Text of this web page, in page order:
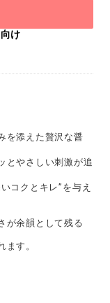
け
を添えた贅沢な醤
とやさしい刺激が追
コクとキレ”を与え
が余韻として残る
ます。